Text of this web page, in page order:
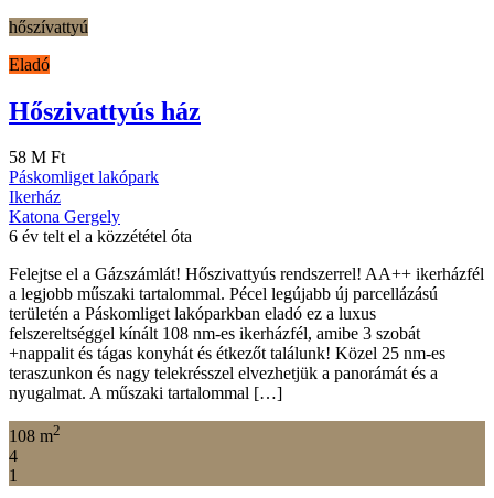
hőszívattyú
Eladó
Hőszivattyús ház
58 M Ft
Páskomliget lakópark
Ikerház
Katona Gergely
6 év telt el a közzététel óta
Felejtse el a Gázszámlát! Hőszivattyús rendszerrel! AA++ ikerházfél
a legjobb műszaki tartalommal. Pécel legújabb új parcellázású
területén a Páskomliget lakóparkban eladó ez a luxus
felszereltséggel kínált 108 nm-es ikerházfél, amibe 3 szobát
+nappalit és tágas konyhát és étkezőt találunk! Közel 25 nm-es
teraszunkon és nagy telekrésszel elvezhetjük a panorámát és a
nyugalmat. A műszaki tartalommal […]
108 m2
4
1